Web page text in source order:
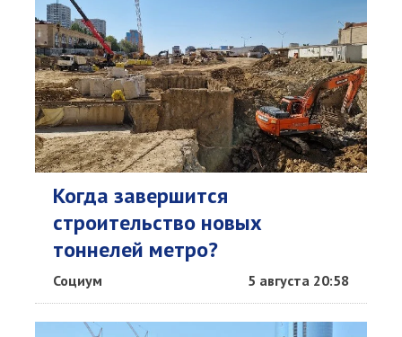
Когда завершится
строительство новых
тоннелей метро?
Социум 5 августа 20:58